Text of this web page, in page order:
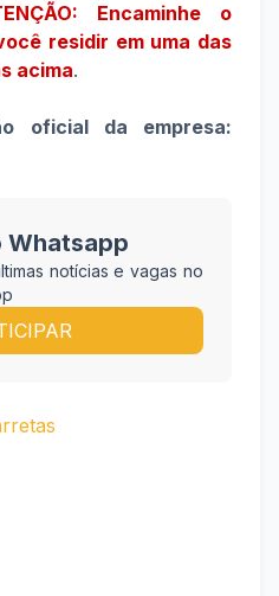
Encaminhe o
residir em uma das
acima.
oficial da empresa:
Whatsapp
notícias e vagas no